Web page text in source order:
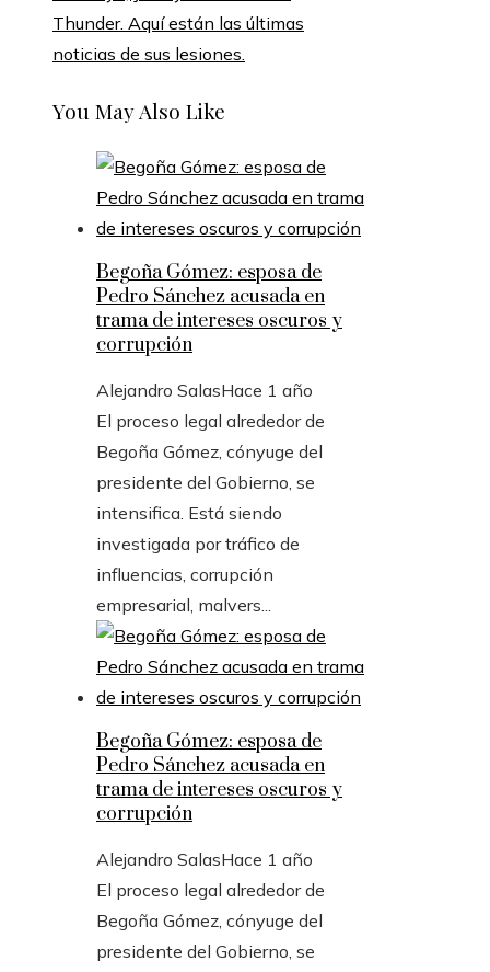
Thunder. Aquí están las últimas
noticias de sus lesiones.
You May Also Like
Begoña Gómez: esposa de
Pedro Sánchez acusada en
trama de intereses oscuros y
corrupción
Alejandro SalasHace 1 año
El proceso legal alrededor de
Begoña Gómez, cónyuge del
presidente del Gobierno, se
intensifica. Está siendo
investigada por tráfico de
influencias, corrupción
empresarial, malvers...
Begoña Gómez: esposa de
Pedro Sánchez acusada en
trama de intereses oscuros y
corrupción
Alejandro SalasHace 1 año
El proceso legal alrededor de
Begoña Gómez, cónyuge del
presidente del Gobierno, se